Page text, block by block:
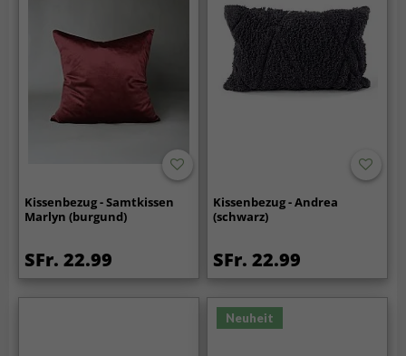
Kissenbezug - Samtkissen
Marlyn (burgund)
SFr. 22.99
Kissenbezug - Andrea
(schwarz)
SFr. 22.99
Neuheit